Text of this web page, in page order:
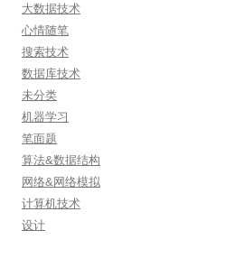
大数据技术
心情随笔
搜索技术
数据库技术
未分类
机器学习
笔面题
算法&数据结构
网络&网络模拟
计算机技术
设计